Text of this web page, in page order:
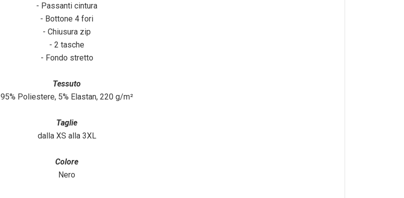
- Passanti cintura
- Bottone 4 fori
- Chiusura zip
- 2 tasche
- Fondo stretto
Tessuto
95% Poliestere, 5% Elastan, 220 g/m²
Taglie
dalla XS alla 3XL
Colore
Nero